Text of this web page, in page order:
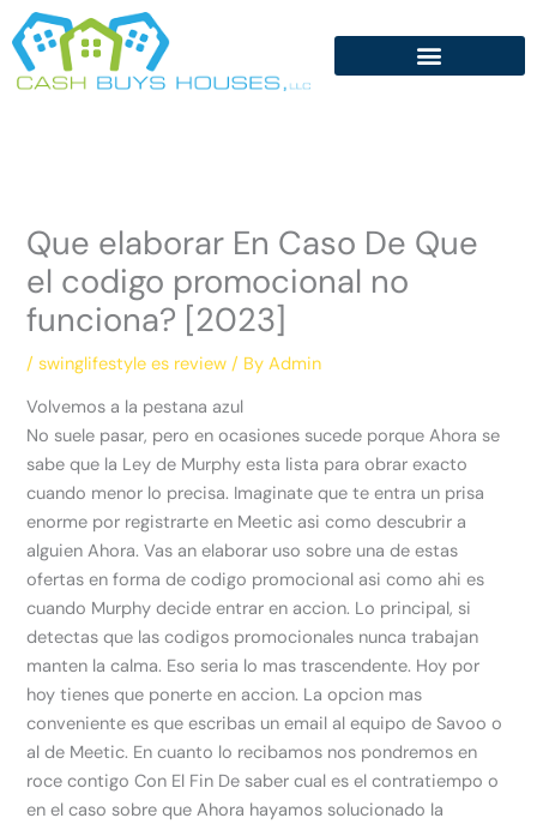
Skip
to
content
Que elaborar En Caso De Que
el codigo promocional no
funciona? [2023]
/swinglifestyle es review / ByAdmin
Volvemos a la pestana azul
No suele pasar, pero en ocasiones sucede porque Ahora se
sabe que la Ley de Murphy esta lista para obrar exacto
cuando menor lo precisa. Imaginate que te entra un prisa
enorme por registrarte en Meetic asi­ como descubrir a
alguien Ahora. Vas an elaborar uso sobre una de estas
ofertas en forma de codigo promocional asi­ como ahi es
cuando Murphy decide entrar en accion. Lo principal, si
detectas que las codigos promocionales nunca trabajan
manten la calma. Eso seri­a lo mas trascendente. Hoy por
hoy tienes que ponerte en accion. La opcion mas
conveniente es que escribas un email al equipo de Savoo o
al de Meetic. En cuanto lo recibamos nos pondremos en
roce contigo Con El Fin De saber cual es el contratiempo o
en el caso sobre que Ahora hayamos solucionado la